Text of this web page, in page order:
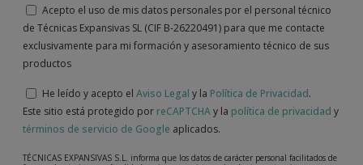
Acepto el uso de mis datos personales por el personal técnico
de Técnicas Expansivas SL (CIF B-26220491) para que me contacte
exclusivamente para mi formación y asesoramiento técnico de sus
productos
He leído y acepto el Aviso Legal y la Política de Privacidad.
Este sitio está protegido por reCAPTCHAy la política de privacidad y
términos de servicio de Google aplicados.
TÉCNICAS EXPANSIVAS S.L. informa que los datos de carácter personal facilitados de